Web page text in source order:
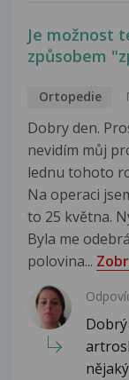
Je možnost
způsobem
Ortopedie
Dobry den.
nevidím můj
lednu tohoto
Na operaci
to 25 května.
Byla me
polovina...